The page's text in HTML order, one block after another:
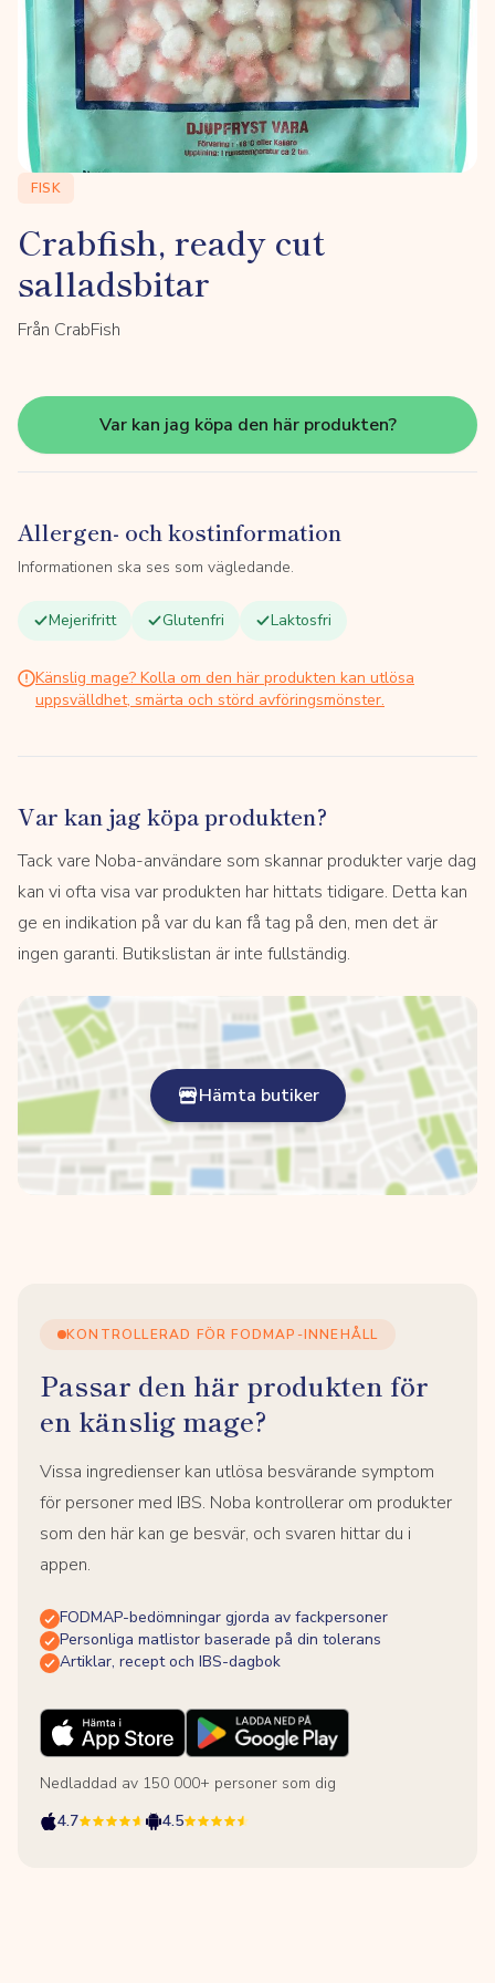
FISK
Crabfish, ready cut
salladsbitar
Från CrabFish
Var kan jag köpa den här produkten?
Allergen- och kostinformation
Informationen ska ses som vägledande.
Mejerifritt Glutenfri Laktosfri
Känslig mage? Kolla om den här produkten kan utlösa
uppsvälldhet, smärta och störd avföringsmönster.
Var kan jag köpa produkten?
Tack vare Noba-användare som skannar produkter varje dag
kan vi ofta visa var produkten har hittats tidigare. Detta kan
ge en indikation på var du kan få tag på den, men det är
ingen garanti. Butikslistan är inte fullständig.
Hämta butiker
KONTROLLERAD FÖR FODMAP-INNEHÅLL
Passar den här produkten för
en känslig mage?
Vissa ingredienser kan utlösa besvärande symptom
för personer med IBS. Noba kontrollerar om produkter
som den här kan ge besvär, och svaren hittar du i
appen.
FODMAP-bedömningar gjorda av fackpersoner
Personliga matlistor baserade på din tolerans
Artiklar, recept och IBS-dagbok
Nedladdad av 150 000+ personer som dig
4.7
4.5